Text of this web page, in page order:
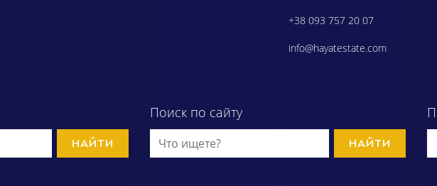
+38 093 757 20 07
info@hayatestate.com
НАЙТИ
Поиск по сайту
НАЙТИ